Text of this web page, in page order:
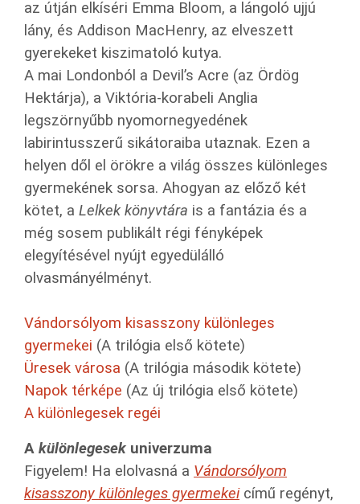
az útján elkíséri Emma Bloom, a lángoló ujjú
lány, és Addison MacHenry, az elveszett
gyerekeket kiszimatoló kutya.
A mai Londonból a Devil’s Acre (az Ördög
Hektárja), a Viktória-korabeli Anglia
legszörnyűbb nyomornegyedének
labirintusszerű sikátoraiba utaznak. Ezen a
helyen dől el örökre a világ összes különleges
gyermekének sorsa. Ahogyan az előző két
kötet, a Lelkek könyvtára is a fantázia és a
még sosem publikált régi fényképek
elegyítésével nyújt egyedülálló
olvasmányélményt.
Vándorsólyom kisasszony különleges
gyermekei (A trilógia első kötete)
Üresek városa (A trilógia második kötete)
Napok térképe (Az új trilógia első kötete)
A különlegesek regéi
A különlegesek univerzuma
Figyelem! Ha elolvasná a Vándorsólyom
kisasszony különleges gyermekeicímű regényt,